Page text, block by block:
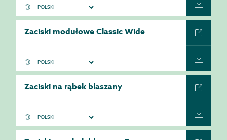
Zaciski modułowe Classic Wide
Zaciski na rąbek blaszany